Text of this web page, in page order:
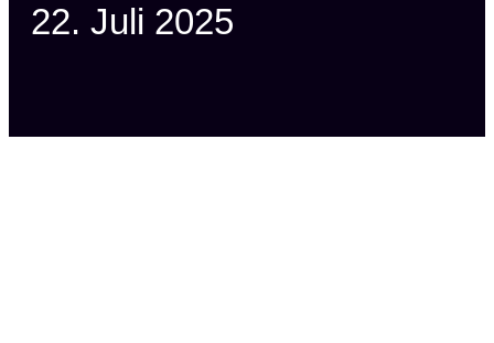
22. Juli 2025